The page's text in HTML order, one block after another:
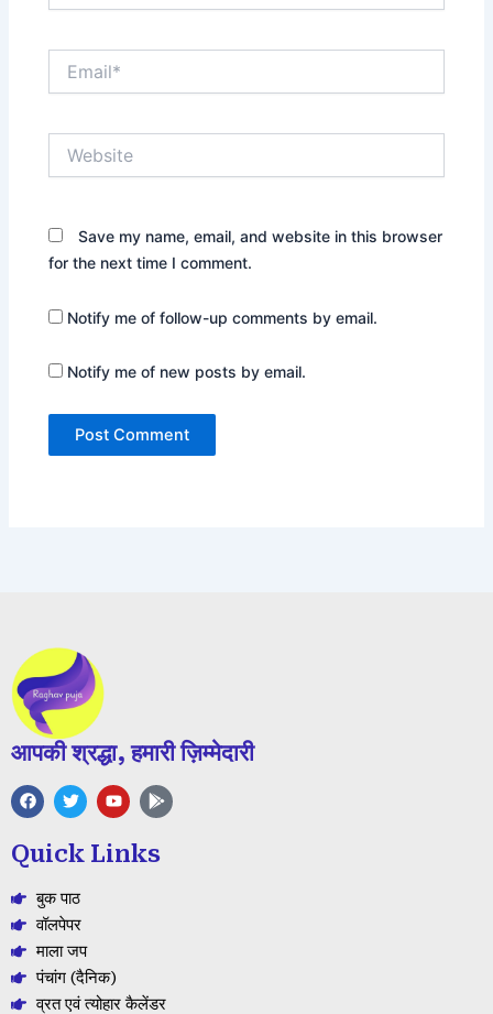
Save my name, email, and website in this browser
for the next time I comment.
Notify me of follow-up comments by email.
Notify me of new posts by email.
आपकी श्रद्धा, हमारी ज़िम्मेदारी
F
a
c
e
b
o
o
T
w
i
t
t
r
Y
o
u
t
u
G
o
o
l
Quick Links
बुक पाठ
वॉलपेपर
माला जप
पंचांग (दैनिक)
व्रत एवं त्योहार कैलेंडर